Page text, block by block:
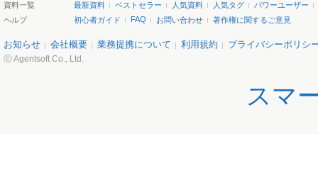
資料一覧
最新資料 ベストセラー 人気資料 人気タグ
パワーユーザー
ヘルプ
初心者ガイド FAQ お問い合わせ 著作権に関するご意見
お知らせ 会社概要 業務提携について 利用規約 プライバシーポリシ
ⓒ Agentsoft Co., Ltd.
スマ